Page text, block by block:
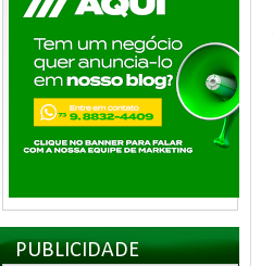
PUBLICIDADE